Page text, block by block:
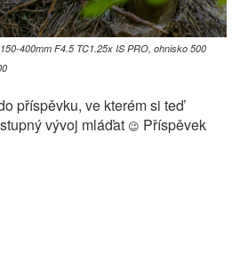
400mm F4.5 TC1.25x IS PRO, ohnisko 500
příspěvku, ve kterém si teď
vývoj mláďat 😉 Příspěvek